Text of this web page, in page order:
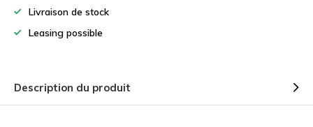
Livraison de stock
Leasing possible
Description du produit